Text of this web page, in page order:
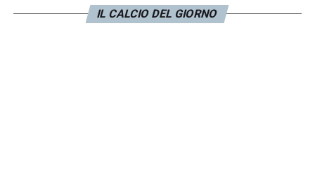
Kolo Muani non è convocabile inChampions
IL CALCIO DEL GIORNO